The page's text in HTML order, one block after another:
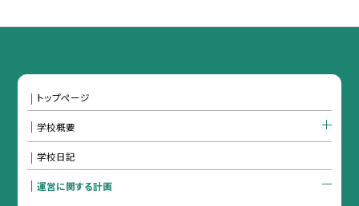
トップページ
学校概要
学校日記
運営に関する計画